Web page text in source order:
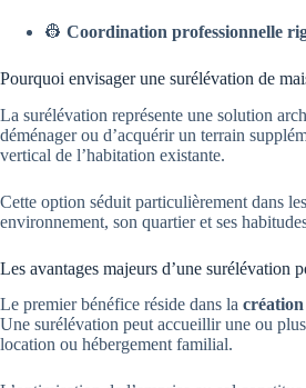
👷 Coordination professionnelle
Pourquoi envisager une surélévation de
La surélévation représente une solution
déménager ou d’acquérir un terrain
vertical de l’habitation existante.
Cette option séduit particulièrement dans
environnement, son quartier et ses
Les avantages majeurs d’une surélévation
Le premier bénéfice réside dans la
Une surélévation peut accueillir une ou
location ou hébergement familial.